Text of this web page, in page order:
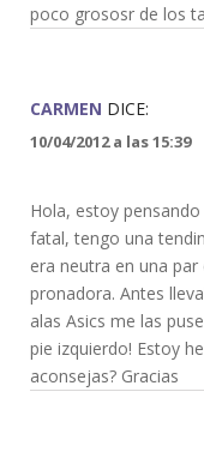
poco grososr de los
CARMEN DICE:
10/04/2012 a las 15:39
Hola, estoy
fatal, tengo una
era neutra en una
pronadora. Antes
alas Asics me las
pie izquierdo! Estoy
aconsejas? Gracias